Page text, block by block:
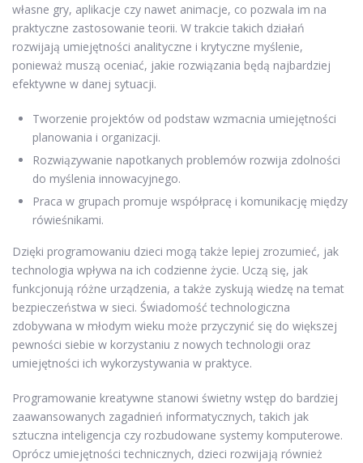
własne gry, aplikacje czy nawet animacje, co pozwala im na
praktyczne zastosowanie teorii. W trakcie takich działań
rozwijają umiejętności analityczne i krytyczne myślenie,
ponieważ muszą oceniać, jakie rozwiązania będą najbardziej
efektywne w danej sytuacji.
Tworzenie projektów od podstaw wzmacnia umiejętności
planowania i organizacji.
Rozwiązywanie napotkanych problemów rozwija zdolności
do myślenia innowacyjnego.
Praca w grupach promuje współpracę i komunikację między
rówieśnikami.
Dzięki programowaniu dzieci mogą także lepiej zrozumieć, jak
technologia wpływa na ich codzienne życie. Uczą się, jak
funkcjonują różne urządzenia, a także zyskują wiedzę na temat
bezpieczeństwa w sieci. Świadomość technologiczna
zdobywana w młodym wieku może przyczynić się do większej
pewności siebie w korzystaniu z nowych technologii oraz
umiejętności ich wykorzystywania w praktyce.
Programowanie kreatywne stanowi świetny wstęp do bardziej
zaawansowanych zagadnień informatycznych, takich jak
sztuczna inteligencja czy rozbudowane systemy komputerowe.
Oprócz umiejętności technicznych, dzieci rozwijają również